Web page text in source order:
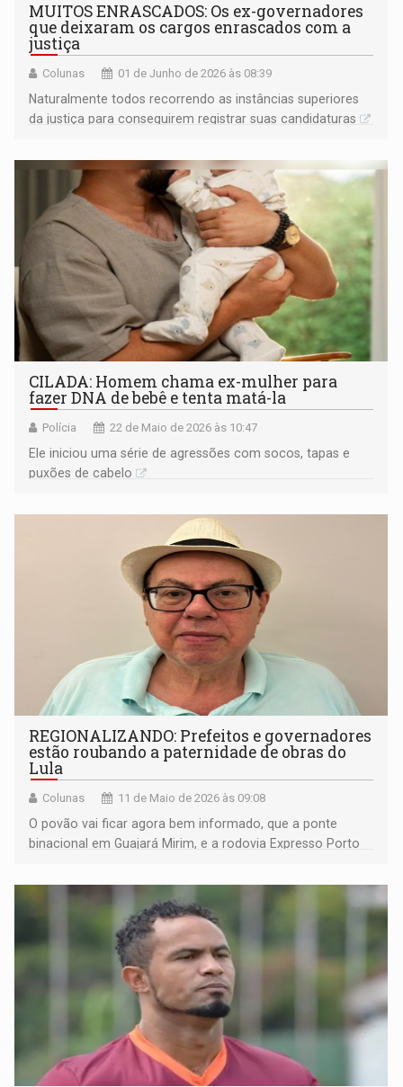
MUITOS ENRASCADOS: Os ex-governadores
que deixaram os cargos enrascados com a
justiça
Colunas 01 de Junho de 2026 às 08:39
Naturalmente todos recorrendo as instâncias superiores
da justiça para conseguirem registrar suas candidaturas
CILADA: Homem chama ex-mulher para
fazer DNA de bebê e tenta matá-la
Polícia 22 de Maio de 2026 às 10:47
Ele iniciou uma série de agressões com socos, tapas e
puxões de cabelo
REGIONALIZANDO: Prefeitos e governadores
estão roubando a paternidade de obras do
Lula
Colunas 11 de Maio de 2026 às 09:08
O povão vai ficar agora bem informado, que a ponte
binacional em Guajará Mirim, e a rodovia Expresso Porto